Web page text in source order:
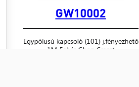
GW10002
Egypólusú kapcsoló (101) j.fényezhető
1M Fehér ChoruSmart